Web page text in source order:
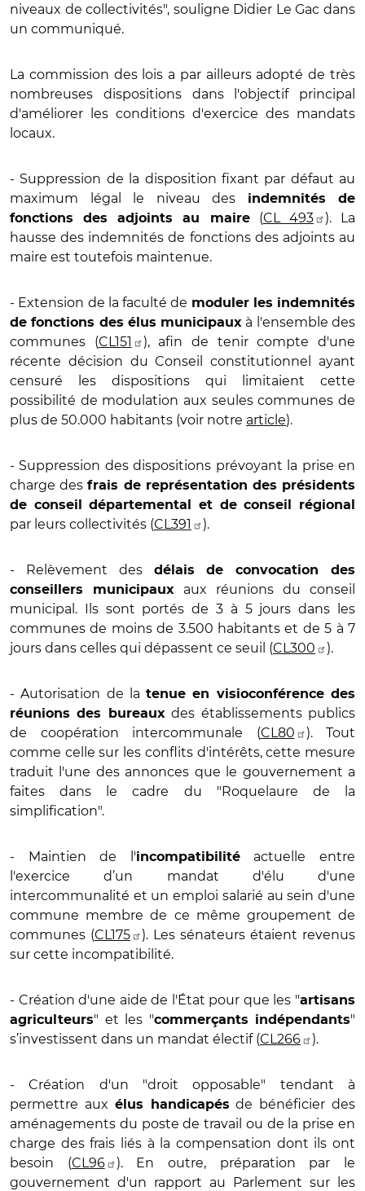
niveaux de collectivités", souligne Didier Le Gac dans
un communiqué.
La commission des lois a par ailleurs adopté de très
nombreuses dispositions dans l'objectif principal
d'améliorer les conditions d'exercice des mandats
locaux.
- Suppression de la disposition fixant par défaut au
maximum légal le niveau des
indemnités de
fonctions des adjoints au maire(CL 493
). La
hausse des indemnités de fonctions des adjoints au
maire est toutefois maintenue.
- Extension de la faculté de moduler les indemnités
de fonctions des élus municipaux à l'ensemble des
communes (CL151
), afin de tenir compte d'une
récente décision du Conseil constitutionnel ayant
censuré les dispositions qui limitaient cette
possibilité de modulation aux seules communes de
plus de 50.000 habitants (voir notre article).
- Suppression des dispositions prévoyant la prise en
charge desfrais de représentation des présidents
de conseil départemental et de conseil régional
par leurs collectivités (CL391 ).
- Relèvement des
délais de convocation des
conseillers municipaux
aux réunions du conseil
municipal. Ils sont portés de 3 à 5 jours dans les
communes de moins de 3.500 habitants et de 5 à 7
jours dans celles qui dépassent ce seuil (CL300 ).
- Autorisation de latenue en visioconférence des
réunions des bureaux des établissements publics
de coopération intercommunale (CL80
). Tout
comme celle sur les conflits d'intérêts, cette mesure
traduit l'une des annonces que le gouvernement a
faites dans le cadre du "Roquelaure de la
simplification".
- Maintien de l'incompatibilitéactuelle entre
l'exercice d’un mandat d'élu d'une
intercommunalité et un emploi salarié au sein d'une
commune membre de ce même groupement de
communes (CL175
). Les sénateurs étaient revenus
sur cette incompatibilité.
- Création d'une aide de l'État pour que les "artisans
agriculteurs" et les "commerçants indépendants"
s’investissent dans un mandat électif (CL266 ).
- Création d'un "droit opposable" tendant à
permettre aux élus handicapés de bénéficier des
aménagements du poste de travail ou de la prise en
charge des frais liés à la compensation dont ils ont
besoin (CL96
). En outre, préparation par le
gouvernement d'un rapport au Parlement sur les